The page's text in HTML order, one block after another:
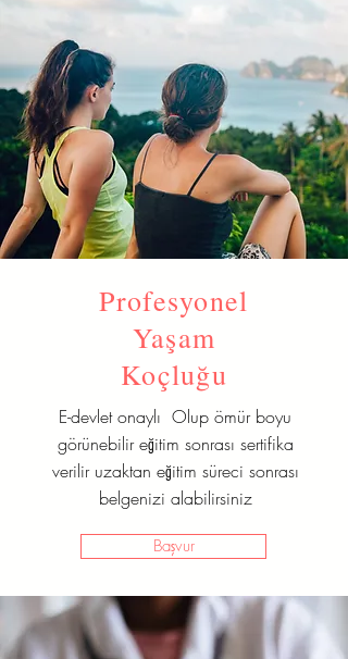
Profesyonel
Yaşam
Koçluğu
E-devlet onaylı Olup ömür boyu
görünebilir eğitim sonrası sertifika
verilir uzaktan eğitim süreci sonrası
belgenizi alabilirsiniz
Başvur